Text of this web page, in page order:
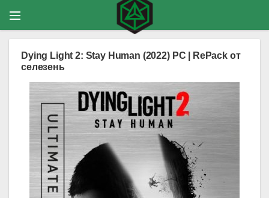
Dying Light 2: Stay Human (2022) PC | RePack от
селезень